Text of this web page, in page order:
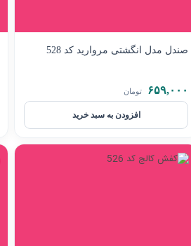
صندل مدل انگشتی مروارید کد 528
۶۵۹,۰۰۰ تومان
افزودن به سبد خرید